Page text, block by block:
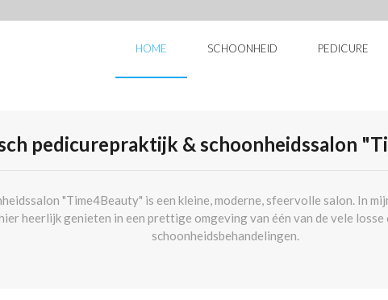
HOME SCHOONHEID PEDICURE
pedicurepraktijk & schoonheidssalon
"Time4Beauty" is een kleine, moderne, sfeervolle salon. In
heerlijk genieten in een prettige omgeving van één van de vele
schoonheidsbehandelingen.